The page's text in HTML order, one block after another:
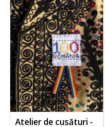
Atelier de cusături -